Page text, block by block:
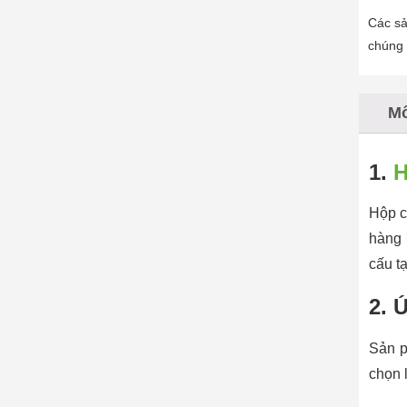
số
lượng
Các
chúng
1.
Hộp
cấu
2.
Sản
chọn